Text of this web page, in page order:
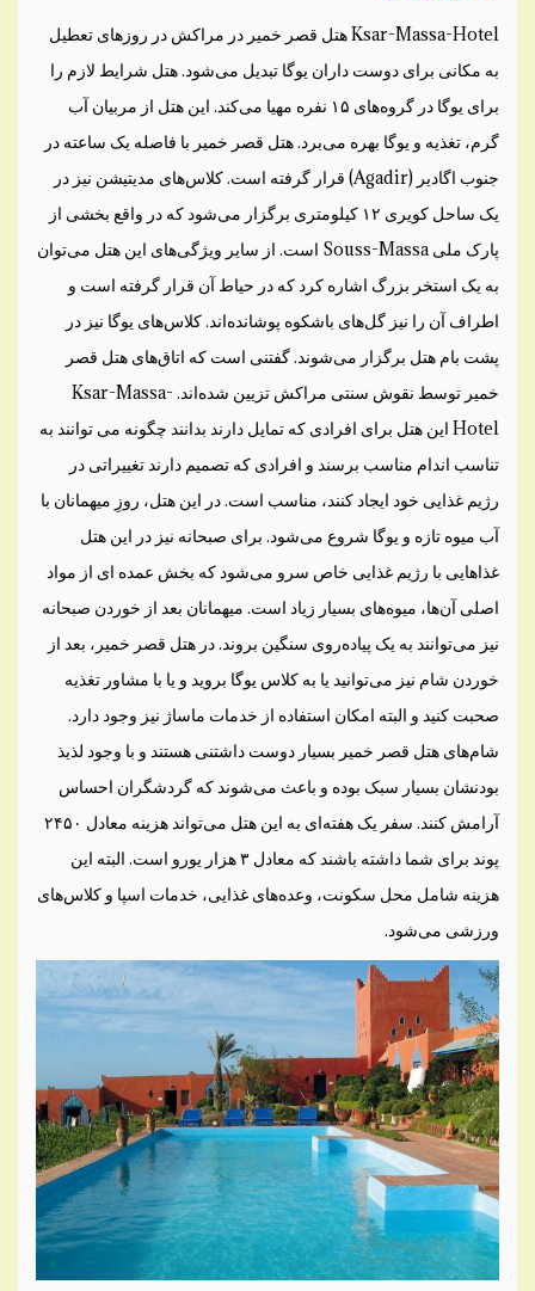
Ksar-Massa-Hotel هتل قصر خمیر در مراکش در روز‌های تعطیل
به مکانی برای دوست داران یوگا تبدیل می‌شود. هتل شرایط لازم را
برای یوگا در گروه‌های ۱۵ نفره مهیا می‌کند. این هتل از مربیان آب
گرم، تغذیه و یوگا بهره می‌برد. هتل قصر خمیر با فاصله یک ساعته در
جنوب اگادیر (Agadir) قرار گرفته است. کلاس‌های مدیتیشن نیز در
یک ساحل کویری ۱۲ کیلومتری برگزار می‌شود که در واقع بخشی از
پارک ملی Souss-Massa است. از سایر ویژگی‌های این هتل می‌توان
به یک استخر بزرگ اشاره کرد که در حیاط آن قرار گرفته است و
اطراف آن را نیز گل‌های باشکوه پوشانده‌اند. کلاس‌های یوگا نیز در
پشت بام هتل برگزار می‌شوند. گفتنی است که اتاق‌های هتل قصر
خمیر توسط نقوش سنتی مراکش تزیین شده‌اند. Ksar-Massa-
Hotel این هتل برای افرادی که تمایل دارند بدانند چگونه می توانند به
تناسب اندام مناسب برسند و افرادی که تصمیم دارند تغییراتی در
رژیم غذایی خود ایجاد کنند، مناسب است. در این هتل، روزِ میهمانان با
آب میوه تازه و یوگا شروع می‌شود. برای صبحانه نیز در این هتل
غذاهایی با رژیم غذایی خاص سرو می‌شود که بخش عمده ای از مواد
اصلی آن‌ها، میوه‌های بسیار زیاد است. میهمانان بعد از خوردن صبحانه
نیز می‌توانند به یک پیاده‌روی سنگین بروند. در هتل قصر خمیر، بعد از
خوردن شام نیز می‌توانید یا به کلاس یوگا بروید و یا با مشاور تغذیه
صحبت کنید و البته امکان استفاده از خدمات ماساژ نیز وجود دارد.
شام‌های هتل قصر خمیر بسیار دوست داشتنی هستند و با وجود لذیذ
بودنشان بسیار سبک بوده و باعث می‌شوند که گردشگران احساس
آرامش کنند. سفر یک هفته‌ای به این هتل می‌تواند هزینه معادل ۲۴۵۰
پوند برای شما داشته باشند که معادل ۳ هزار یورو است. البته این
هزینه شامل محل سکونت، وعده‌های غذایی، خدمات اسپا و کلاس‌های
ورزشی می‌شود.